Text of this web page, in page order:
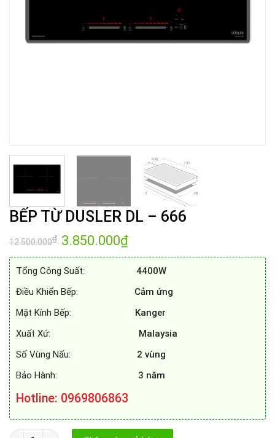
BẾP TỪ DUSLER DL – 666
12.500.000₫ Giá
gốc
là:
12.500.000₫.
3.850.000₫Giá
tại
3.850.000₫.
Tổng Công Suất:
4400W
Điều Khiển Bếp: Cảm ứng
Mặt Kính Bếp:
Kanger
Xuất Xứ:
Malaysia
Số Vùng Nấu: 2 vùng
Bảo Hành: 3 năm
Hotline: 0969806863
BẾP TỪ DUSLER DL - 666 số lượng